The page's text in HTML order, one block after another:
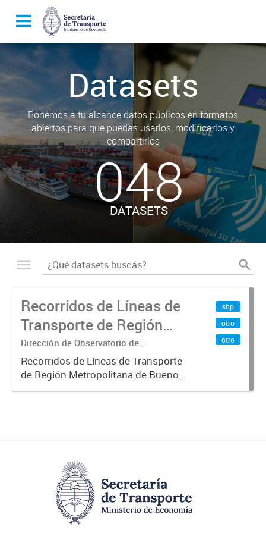
Datasets
Ponemos a tu alcance datos públicos en formatos
abiertos para que puedas usarlos, modificarlos y
compartirlos
048
DATASETS
Recorridos de Líneas de
Transporte de Región
Metropolitana de
Buenos Aires (RMBA)
Dirección de Observatorio de
Transporte, Estudio y Sistemas
Recorridos de Líneas de Transporte
de Región Metropolitana de Buenos
Aires (RMBA).-
shp
otro
otro